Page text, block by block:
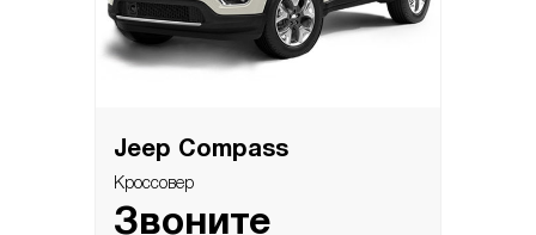
Jeep Compass
Кроссовер
Звоните